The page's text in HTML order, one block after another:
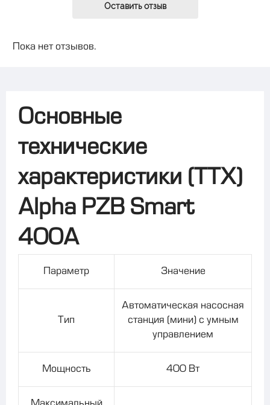
Оставить отзыв
Пока нет отзывов.
Основные
технические
характеристики (ТТХ)
Alpha PZB Smart
400A
Параметр Значение
Тип
Автоматическая насосная
станция (мини) с умным
управлением
Мощность 400 Вт